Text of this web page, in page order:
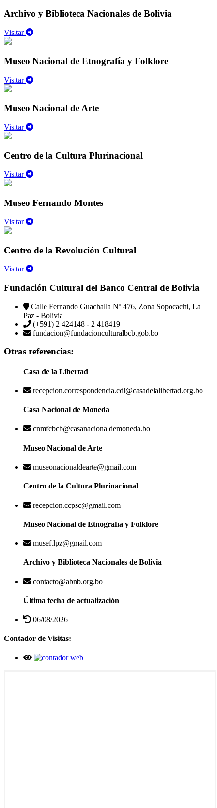
Archivo y Biblioteca Nacionales de Bolivia
Visitar
Museo Nacional de Etnografía y Folklore
Visitar
Museo Nacional de Arte
Visitar
Centro de la Cultura Plurinacional
Visitar
Museo Fernando Montes
Visitar
Centro de la Revolución Cultural
Visitar
Fundación Cultural del Banco Central de Bolivia
Calle Fernando Guachalla Nº 476, Zona Sopocachi, La
Paz - Bolivia
(+591) 2 424148 - 2 418419
fundacion@fundacionculturalbcb.gob.bo
Otras referencias:
Casa de la Libertad
recepcion.correspondencia.cdl@casadelalibertad.org.bo
Casa Nacional de Moneda
cnmfcbcb@casanacionaldemoneda.bo
Museo Nacional de Arte
museonacionaldearte@gmail.com
Centro de la Cultura Plurinacional
recepcion.ccpsc@gmail.com
Museo Nacional de Etnografía y Folklore
musef.lpz@gmail.com
Archivo y Biblioteca Nacionales de Bolivia
contacto@abnb.org.bo
Última fecha de actualización
06/08/2026
Contador de Visitas: